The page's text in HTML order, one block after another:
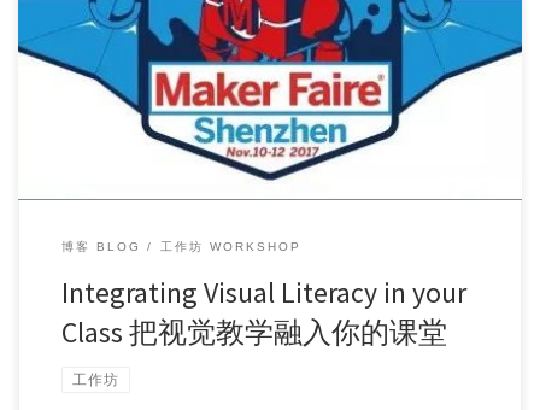
Workshop Topic: Integrating Visual Literacy in you […]
博客 BLOG 工作坊 WORKSHOP
Integrating Visual Literacy in your
Class 把视觉教学融入你的课堂
工作坊